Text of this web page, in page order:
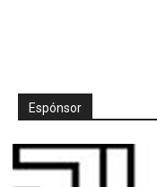
Espónsor